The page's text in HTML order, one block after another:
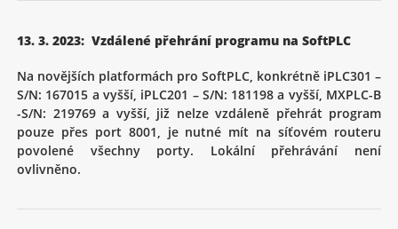
13. 3. 2023: Vzdálené přehrání programu na SoftPLC
Na novějších platformách pro SoftPLC, konkrétně iPLC301 –
S/N: 167015 a vyšší, iPLC201 – S/N: 181198 a vyšší, MXPLC-B
-S/N: 219769 a vyšší, již nelze vzdáleně přehrát program
pouze přes port 8001, je nutné mít na síťovém routeru
povolené všechny porty. Lokální přehrávání není
ovlivněno.